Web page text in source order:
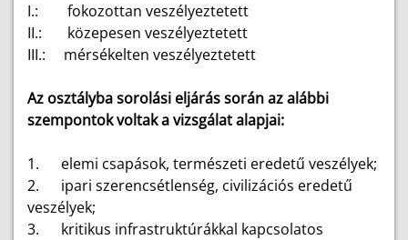
I.: fokozottan veszélyeztetett
II.: közepesen veszélyeztetett
III.: mérsékelten veszélyeztetett
Az osztályba sorolási eljárás során az alábbi
szempontok voltak a vizsgálat alapjai:
1.
elemi csapások, természeti eredetű veszélyek;
2.
ipari szerencsétlenség, civilizációs eredetű
veszélyek;
3.
kritikus infrastruktúrákkal kapcsolatos